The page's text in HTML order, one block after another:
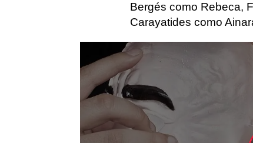
Bergés como Rebeca,
Carayatides como